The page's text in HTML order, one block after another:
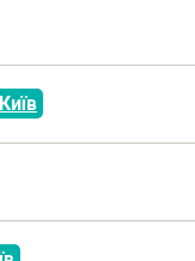
Київ